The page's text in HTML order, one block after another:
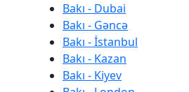
Bakı - Dubai
Bakı - Gəncə
Bakı - İstanbul
Bakı - Kazan
Bakı - Kiyev